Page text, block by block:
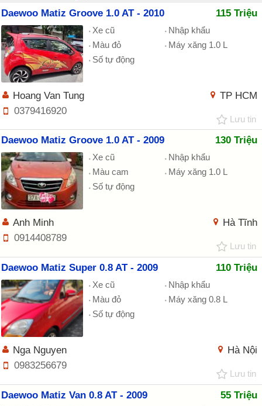
Daewoo Matiz Groove 1.0 AT - 2010
115 Triệu
Xe cũ
Nhập khẩu
Màu đỏ
Máy xăng 1.0 L
Số tự động
TP HCM
Hoang Van Tung
0379416920
Lưu tin
Daewoo Matiz Groove 1.0 AT - 2009 130 Triệu
Xe cũ
Nhập khẩu
Màu cam
Máy xăng 1.0 L
Số tự động
Hà Tĩnh
Anh Minh
0914408789
Lưu tin
Daewoo Matiz Super 0.8 AT - 2009 110 Triệu
Xe cũ
Nhập khẩu
Màu đỏ
Máy xăng 0.8 L
Số tự động
Hà Nội
Nga Nguyen
0983256679
Lưu tin
Daewoo Matiz Van 0.8 AT - 2009 55 Triệu